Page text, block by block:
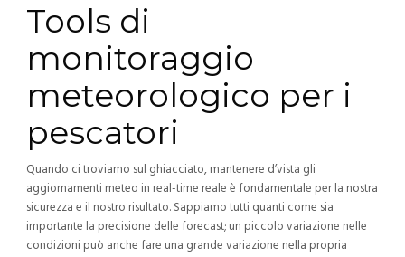
Tools di
monitoraggio
meteorologico per i
pescatori
Quando ci troviamo sul ghiacciato, mantenere d’vista gli
aggiornamenti meteo in real-time reale è fondamentale per la nostra
sicurezza e il nostro risultato. Sappiamo tutti quanti come sia
importante la precisione delle forecast; un piccolo variazione nelle
condizioni può anche fare una grande variazione nella propria